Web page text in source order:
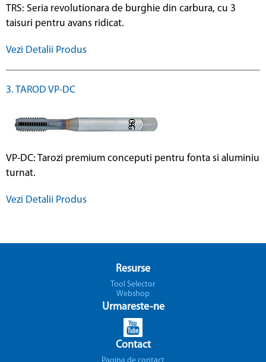
TRS: Seria revolutionara de burghie din carbura, cu 3
taisuri pentru avans ridicat.
Vezi Detalii Produs
3. TAROD VP-DC
VP-DC: Tarozi premium conceputi pentru fonta si aluminiu
turnat.
Vezi Detalii Produs
Resurse
Tool Selector
Webshop
Urmareste-ne
Contact